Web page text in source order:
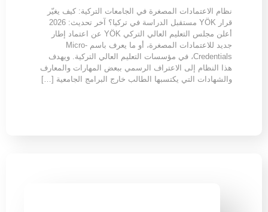
نظام الاعتمادات المصغرة في الجامعات التركية: كيف يغيّر
قرار YÖK مستقبل الدراسة في تركيا؟ آخر تحديث: 2026
أعلن مجلس التعليم العالي التركي YÖK عن اعتماد إطار
جديد للاعتمادات المصغرة، أو ما يعرف باسم Micro-
Credentials، في مؤسسات التعليم العالي التركية. ويهدف
هذا النظام إلى الاعتراف الرسمي ببعض المهارات والمعارف
والشهادات التي يكتسبها الطالب خارج البرامج الجامعية […]